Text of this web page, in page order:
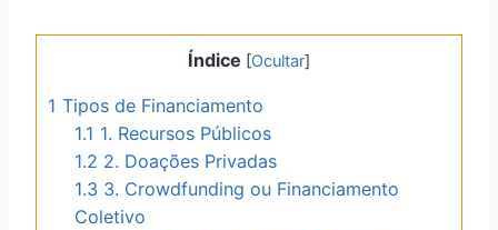
Índice [Ocultar]
1 Tipos de Financiamento
1.1 1. Recursos Públicos
1.2 2. Doações Privadas
1.3 3. Crowdfunding ou Financiamento
Coletivo